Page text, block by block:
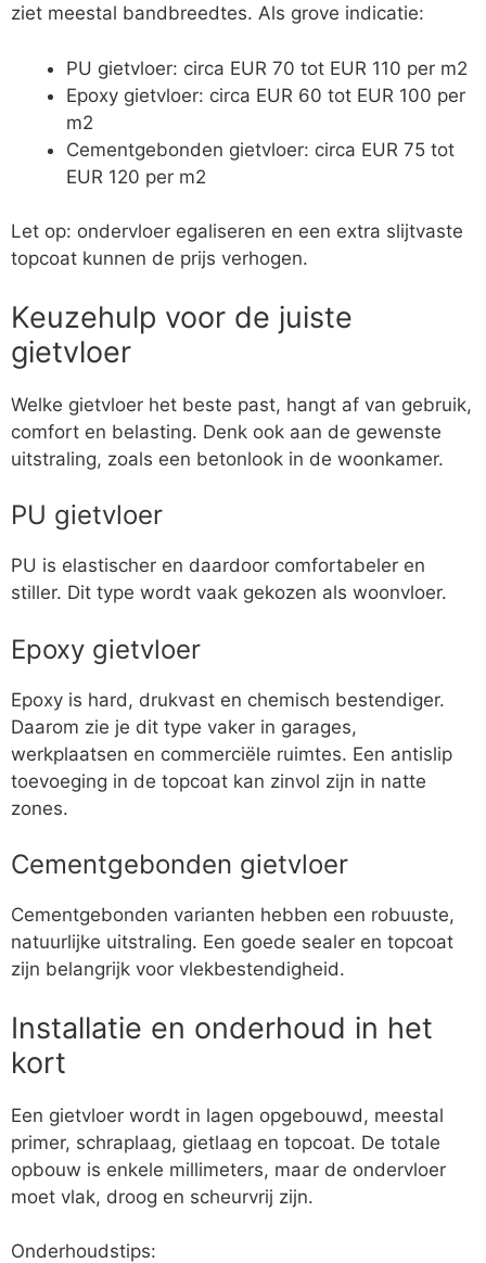
ziet meestal bandbreedtes. Als grove indicatie:
PU gietvloer: circa EUR 70 tot EUR 110 per m2
Epoxy gietvloer: circa EUR 60 tot EUR 100 per
m2
Cementgebonden gietvloer: circa EUR 75 tot
EUR 120 per m2
Let op: ondervloer egaliseren en een extra slijtvaste
topcoat kunnen de prijs verhogen.
Keuzehulp voor de juiste
gietvloer
Welke gietvloer het beste past, hangt af van gebruik,
comfort en belasting. Denk ook aan de gewenste
uitstraling, zoals een betonlook in de woonkamer.
PU gietvloer
PU is elastischer en daardoor comfortabeler en
stiller. Dit type wordt vaak gekozen als woonvloer.
Epoxy gietvloer
Epoxy is hard, drukvast en chemisch bestendiger.
Daarom zie je dit type vaker in garages,
werkplaatsen en commerciële ruimtes. Een antislip
toevoeging in de topcoat kan zinvol zijn in natte
zones.
Cementgebonden gietvloer
Cementgebonden varianten hebben een robuuste,
natuurlijke uitstraling. Een goede sealer en topcoat
zijn belangrijk voor vlekbestendigheid.
Installatie en onderhoud in het
kort
Een gietvloer wordt in lagen opgebouwd, meestal
primer, schraplaag, gietlaag en topcoat. De totale
opbouw is enkele millimeters, maar de ondervloer
moet vlak, droog en scheurvrij zijn.
Onderhoudstips: